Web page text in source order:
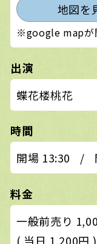
地図を
※google mapが
出演
蝶花楼桃花
時間
開場 13:30
/
料金
一般前売り
( 当日 1,200円 )